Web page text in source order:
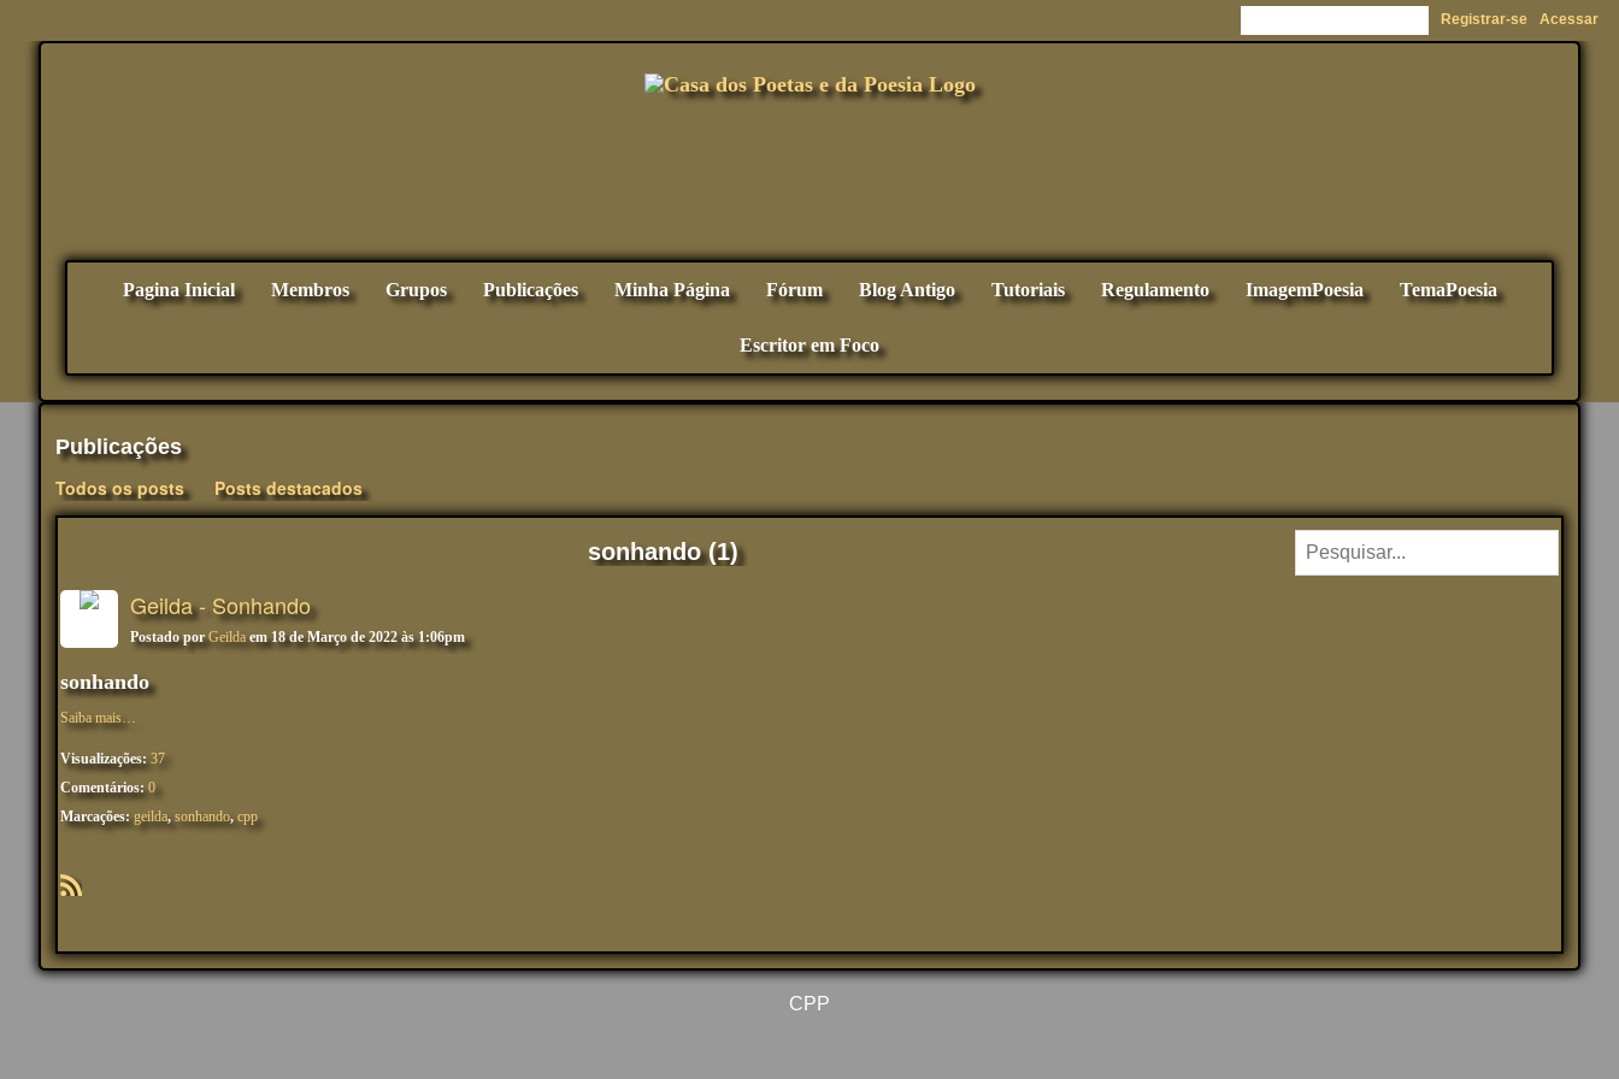
Registrar-se Acessar
Pagina Inicial Membros Grupos Publicações Minha Página Fórum Blog Antigo Tutoriais Regulamento ImagemPoesia TemaPoesia
Escritor em Foco
Publicações
Todos os posts
Posts destacados
sonhando (1)
Geilda - Sonhando
Postado porGeildaem 18 de Março de 2022 às 1:06pm
sonhando
Saiba mais…
Visualizações:37
Comentários:0
Marcações:geilda,sonhando, cpp
CPP